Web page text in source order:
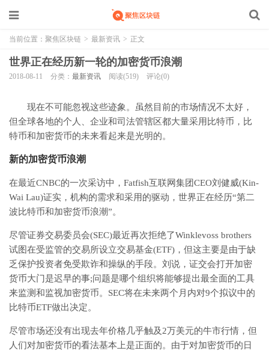
当前位置： 聚焦区块链 > 最新资讯 > 正文
世界正在经历新一轮的加密货币浪潮
2018-08-11 分类： 最新资讯 阅读(519) 评论(0)
现在不可能忽视这些迹象。虽然目前的市场情况不太好，
但全球各地的个人、企业和司法管辖区都大量采用比特币，比
特币和加密货币的未来看起来是光明的。
新的加密货币浪潮
在最近CNBC的一次采访中，Fatfish互联网集团CEO刘健威(Kin-
Wai Lau)证实，机构的需求和采用的驱动，世界正在经历“第二
波比特币和加密货币浪潮”。
尽管证券交易委员会(SEC)最近再次拒绝了Winklevoss brothers
试图在受监管的交易所设立交易基金(ETF)，但这主要是由于缺
乏保护投资者免受欺诈和操纵的手段。刘说，证交会打开加密
货币大门是迟早的事;问题是哪个组织将能够提出最全面的工具
来监测和监视加密货币。SEC将在未来两个月内对9个拟议中的
比特币ETF做出决定。
尽管市场还没有出现去年价格几乎触及2万美元的牛市行情，但
人们对加密货币的看法基本上是正面的。由于对加密货币的日